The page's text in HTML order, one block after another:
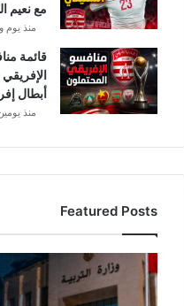
مع نعيم
منذ يوم
قائمة
أبطال
منذ
Featured Posts
عاجل..
وزارة
التربية